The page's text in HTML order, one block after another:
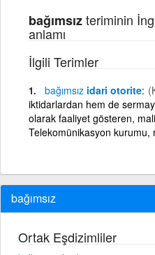
bağımsızteriminin
anlamı
İlgili Terimler
bağımsız idari otorite
iktidarlardan hem de
olarak faaliyet gösteren,
Telekomünikasyon
bağımsız
Ortak Eşdizimliler